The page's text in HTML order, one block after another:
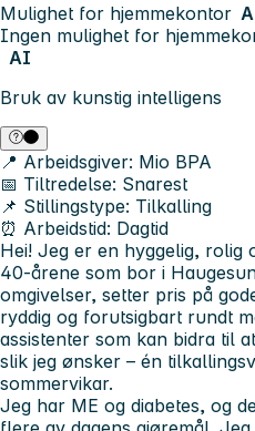
Mulighet for hjemmekontor
Ingen mulighet for
AI
Bruk av kunstig intelligens
📍 Arbeidsgiver: Mio BPA
📅 Tiltredelse: Snarest
📌 Stillingstype: Tilkalling
⏰ Arbeidstid: Dagtid
Hei! Jeg er en hyggelig, rolig
40‑årene som bor i
omgivelser, setter pris på
ryddig og forutsigbart rundt
assistenter som kan bidra til
slik jeg ønsker – én
sommervikar.
Jeg har ME og diabetes, og